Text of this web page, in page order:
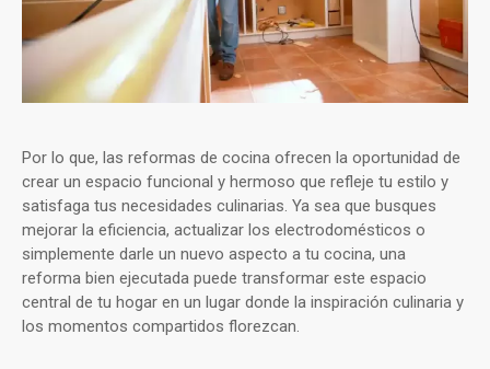
Por lo que, las reformas de cocina ofrecen la oportunidad de
crear un espacio funcional y hermoso que refleje tu estilo y
satisfaga tus necesidades culinarias. Ya sea que busques
mejorar la eficiencia, actualizar los electrodomésticos o
simplemente darle un nuevo aspecto a tu cocina, una
reforma bien ejecutada puede transformar este espacio
central de tu hogar en un lugar donde la inspiración culinaria y
los momentos compartidos florezcan.